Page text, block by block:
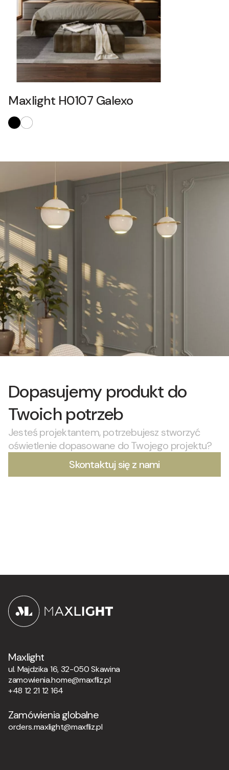
Maxlight H0107 Galexo
Dopasujemy produkt do
Twoich potrzeb
Jesteś projektantem, potrzebujesz stworzyć
oświetlenie dopasowane do Twojego projektu?
Skontaktuj się z nami
Maxlight
ul. Majdzika 16, 32-050 Skawina
zamowienia.home@maxfliz.pl
+48 12 21 12 164
Zamówienia globalne
orders.maxlight@maxfliz.pl